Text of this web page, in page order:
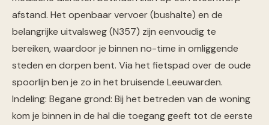
afstand. Het openbaar vervoer (bushalte) en de
belangrijke uitvalsweg (N357) zijn eenvoudig te
bereiken, waardoor je binnen no-time in omliggende
steden en dorpen bent. Via het fietspad over de oude
spoorlijn ben je zo in het bruisende Leeuwarden.
Indeling: Begane grond: Bij het betreden van de woning
kom je binnen in de hal die toegang geeft tot de eerste